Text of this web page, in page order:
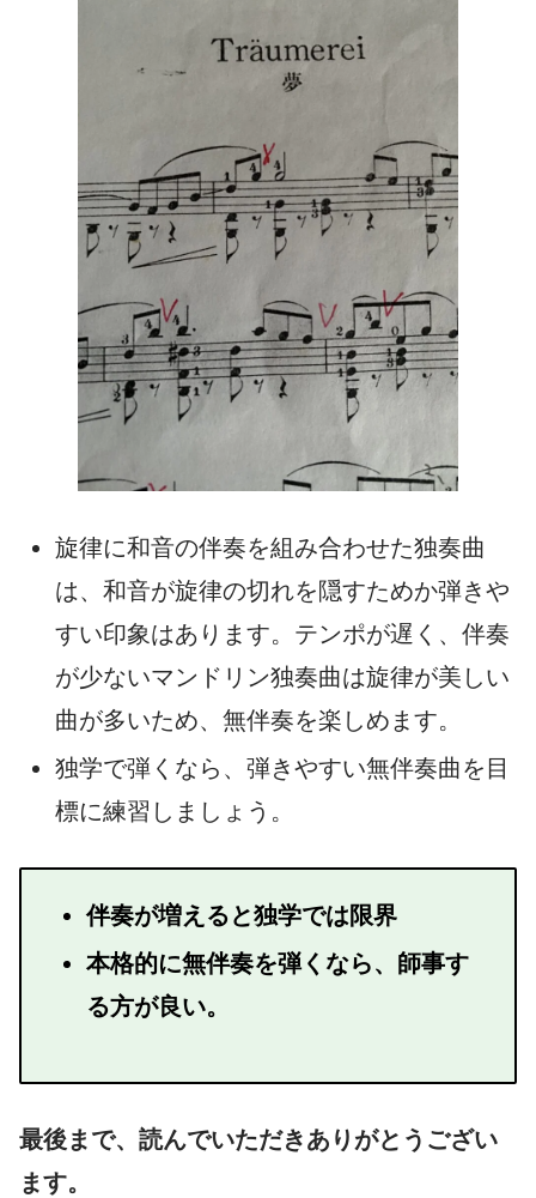
旋律に和音の伴奏を組み合わせた独奏曲
は、和音が旋律の切れを隠すためか弾きや
すい印象はあります。テンポが遅く、伴奏
が少ないマンドリン独奏曲は旋律が美しい
曲が多いため、無伴奏を楽しめます。
独学で弾くなら、弾きやすい無伴奏曲を目
標に練習しましょう。
伴奏が増えると独学では限界
本格的に無伴奏を弾くなら、師事す
る方が良い。
最後まで、読んでいただきありがとうござい
ます。